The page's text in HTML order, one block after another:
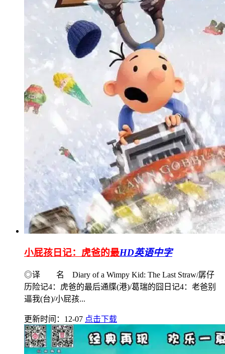
小屁孩日记：虎爸的最HD英语中字
◎译 名 Diary of a Wimpy Kid: The Last Straw/孱仔
历险记4：虎爸的最后通牒(港)/葛瑞的囧日记4：老爸别
逼我(台)/小屁孩...
更新时间：12-07 点击下载